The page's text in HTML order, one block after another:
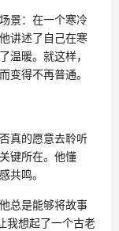
景：在一个寒冷
讲述了自己在寒
温暖。就这样，
变得不再普通。
真的愿意去聆听
键所在。他懂
共鸣。
总是能够将故事
我想起了一个古老